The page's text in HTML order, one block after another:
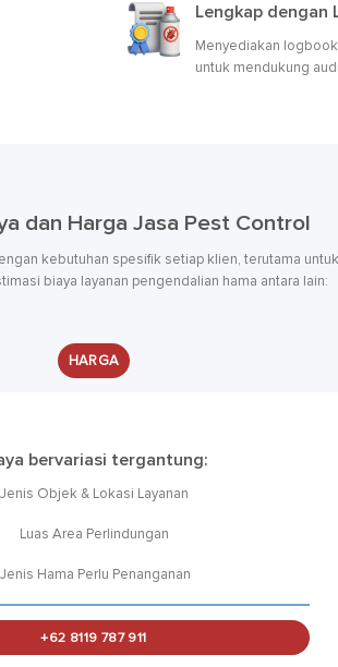
Lengkap dengan
Menyediakan
untuk mendukung
dan Harga Jasa Pest Control
kebutuhan spesifik setiap klien, terutama
biaya layanan pengendalian hama antara lain:
HARGA
bervariasi tergantung:
Jenis Objek & Lokasi Layanan
Luas Area Perlindungan
Jenis Hama Perlu Penanganan
+62 8119 787 911